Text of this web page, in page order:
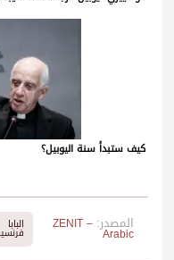
كيف ستبدأ سنة اليوبيل؟
المصدر: ZENIT –
Arabic
البابا